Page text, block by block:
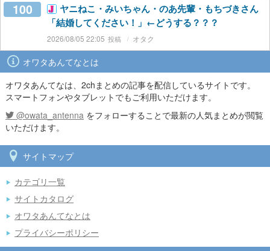
100
ヤニねこ・みいちゃん・のあ先輩・もちづきさん
「結婚してください！」←どうする？？？
2026/08/05 22:05 オタク
オワタあんてなとは
オワタあんてなは、2chまとめの記事を配信しているサイトです。
スマートフォンやタブレットでもご利用いただけます。
@owata_antenna をフォローすることで最新の人気まとめが閲覧
いただけます。
サイトマップ
カテゴリ一覧
サイトカタログ
オワタあんてなとは
プライバシーポリシー